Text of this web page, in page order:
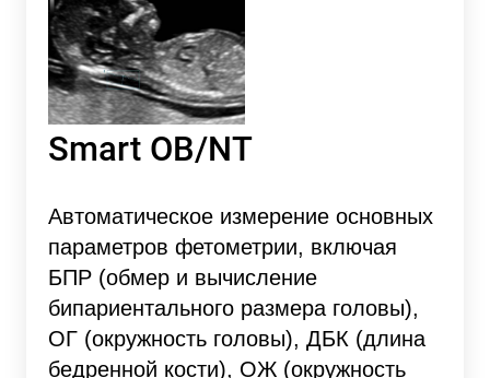
Smart OB/NT
Автоматическое измерение основных
параметров фетометрии, включая
БПР (обмер и вычисление
бипариентального размера головы),
ОГ (окружность головы), ДБК (длина
бедренной кости), ОЖ (окружность